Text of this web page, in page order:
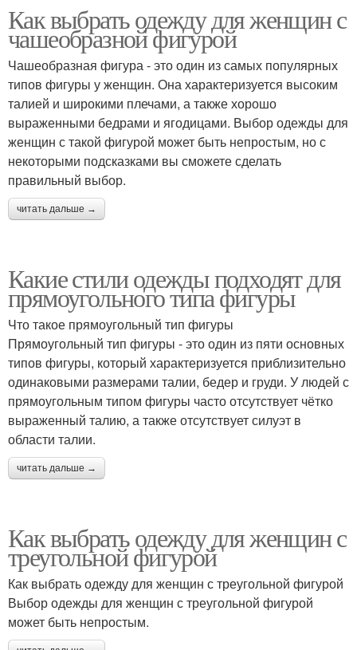
Как выбрать одежду для женщин с
чашеобразной фигурой
Чашеобразная фигура - это один из самых популярных
типов фигуры у женщин. Она характеризуется высоким
талией и широкими плечами, а также хорошо
выраженными бедрами и ягодицами. Выбор одежды для
женщин с такой фигурой может быть непростым, но с
некоторыми подсказками вы сможете сделать
правильный выбор.
читать дальше →
Какие стили одежды подходят для
прямоугольного типа фигуры
Что такое прямоугольный тип фигуры
Прямоугольный тип фигуры - это один из пяти основных
типов фигуры, который характеризуется приблизительно
одинаковыми размерами талии, бедер и груди. У людей с
прямоугольным типом фигуры часто отсутствует чётко
выраженный талию, а также отсутствует силуэт в
области талии.
читать дальше →
Как выбрать одежду для женщин с
треугольной фигурой
Как выбрать одежду для женщин с треугольной фигурой
Выбор одежды для женщин с треугольной фигурой
может быть непростым.